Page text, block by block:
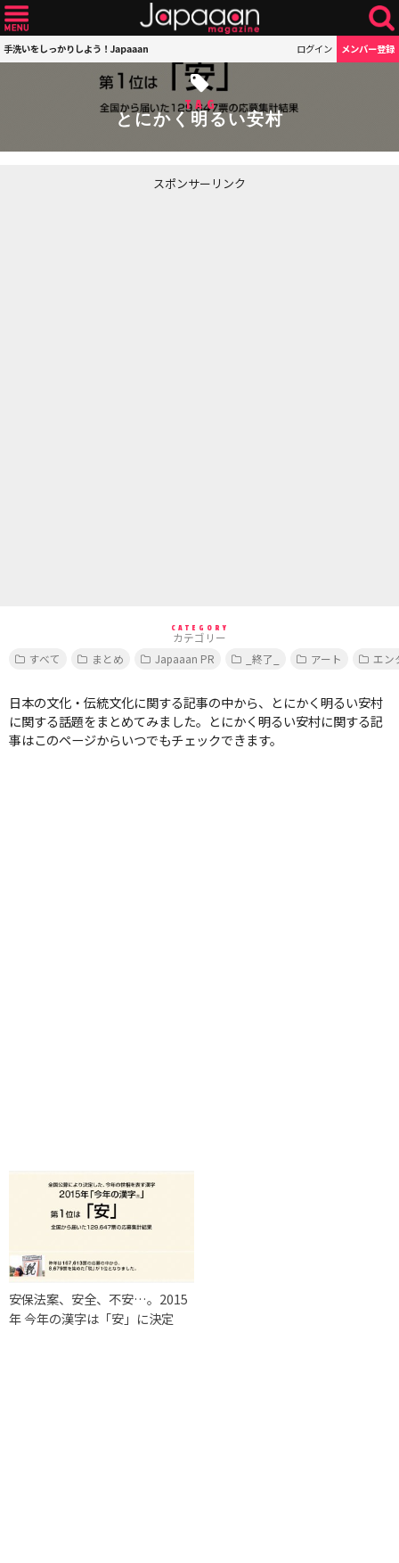
手洗いをしっかりしよう！Japaaan ログイン メンバー登録
TAG
とにかく明るい安村
スポンサーリンク
CATEGORY
カテゴリー
すべて
まとめ Japaaan PR _終了_ アート エン
日本の文化・伝統文化に関する記事の中から、とにかく明るい安村
に関する話題をまとめてみました。とにかく明るい安村に関する記
事はこのページからいつでもチェックできます。
安保法案、安全、不安…。2015
年 今年の漢字は「安」に決定